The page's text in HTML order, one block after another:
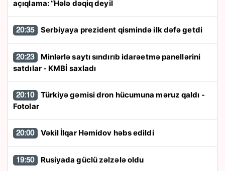
açıqlama: “Hələ dəqiq deyil
20:35 Serbiyaya prezident qismində ilk dəfə getdi
20:23
satdılar - KMBİ saxladı
20:10
Fotolar
20:00 Vəkil İlqar Həmidov həbs edildi
19:50 Rusiyada güclü zəlzələ oldu